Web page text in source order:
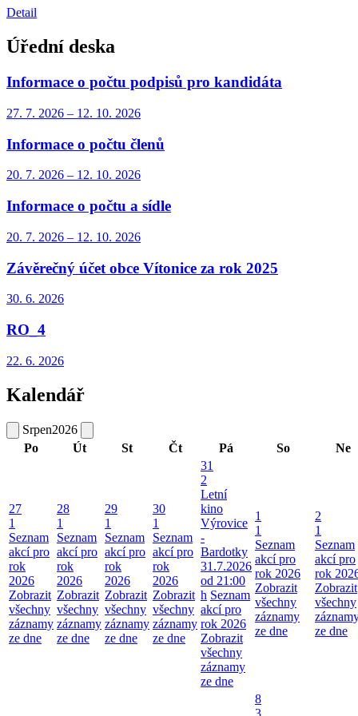
Detail
Úřední deska
Informace o počtu podpisů pro kandidáta
27. 7. 2026 – 12. 10. 2026
Informace o počtu členů
20. 7. 2026 – 12. 10. 2026
Informace o počtu a sídle
20. 7. 2026 – 12. 10. 2026
Závěrečný účet obce Vítonice za rok 2025
30. 6. 2026
RO_4
22. 6. 2026
Kalendář
Srpen2026
Po
Út St Čt Pá So Ne
27
1
Seznam
akcí pro
rok
2026
Zobrazit
všechny
záznamy
ze dne
28
1
Seznam
akcí pro
rok
2026
Zobrazit
všechny
záznamy
ze dne
29
1
Seznam
akcí pro
rok
2026
Zobrazit
všechny
záznamy
ze dne
30
1
Seznam
akcí pro
rok
2026
Zobrazit
všechny
záznamy
ze dne
31
2
Letní
kino
Výrovice
-
Bardotky
31.7.2026
od 21:00
h Seznam
akcí pro
rok 2026
Zobrazit
všechny
záznamy
ze dne
1
1
Seznam
akcí pro
rok 2026
Zobrazit
všechny
záznamy
ze dne
2
1
Seznam
akcí pro
rok
Zobrazit
všechny
ze dne
8
3